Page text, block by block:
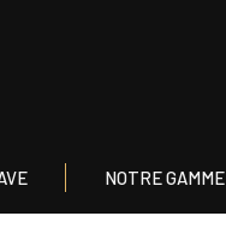
NOTRE GAMME
LA CAVE